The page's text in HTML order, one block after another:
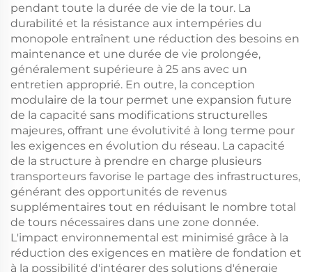
pendant toute la durée de vie de la tour. La
durabilité et la résistance aux intempéries du
monopole entraînent une réduction des besoins en
maintenance et une durée de vie prolongée,
généralement supérieure à 25 ans avec un
entretien approprié. En outre, la conception
modulaire de la tour permet une expansion future
de la capacité sans modifications structurelles
majeures, offrant une évolutivité à long terme pour
les exigences en évolution du réseau. La capacité
de la structure à prendre en charge plusieurs
transporteurs favorise le partage des infrastructures,
générant des opportunités de revenus
supplémentaires tout en réduisant le nombre total
de tours nécessaires dans une zone donnée.
L'impact environnemental est minimisé grâce à la
réduction des exigences en matière de fondation et
à la possibilité d'intégrer des solutions d'énergie